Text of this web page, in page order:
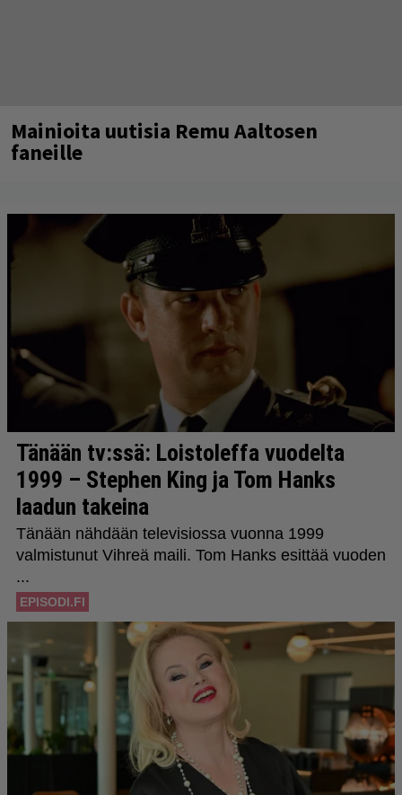
Mainioita uutisia Remu Aaltosen
faneille